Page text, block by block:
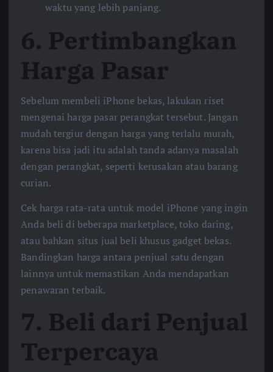
waktu yang lebih panjang.
6. Pertimbangkan
Harga Pasar
Sebelum membeli iPhone bekas, lakukan riset
mengenai harga pasar perangkat tersebut. Jangan
mudah tergiur dengan harga yang terlalu murah,
karena bisa jadi itu adalah tanda adanya masalah
dengan perangkat, seperti kerusakan atau barang
curian.
Cek harga rata-rata untuk model iPhone yang ingin
Anda beli di beberapa marketplace, toko daring,
atau bahkan situs jual beli khusus gadget bekas.
Bandingkan harga antara penjual satu dengan
lainnya untuk memastikan Anda mendapatkan
penawaran terbaik.
7. Beli dari Penjual
Terpercaya